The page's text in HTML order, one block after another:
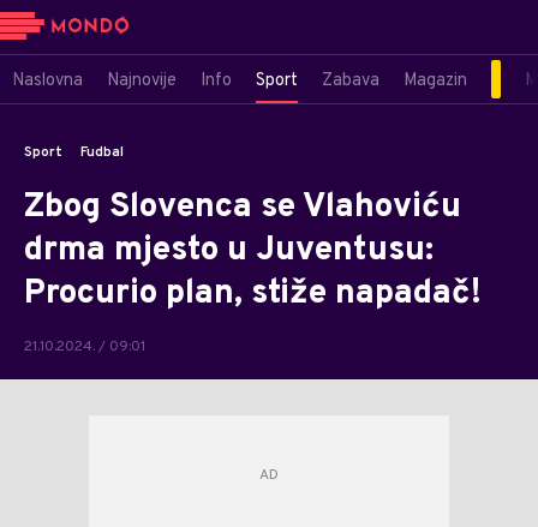
Naslovna Najnovije Info Sport Zabava Magazin
Sport Fudbal
Zbog Slovenca se Vlahoviću
drma mjesto u Juventusu:
Procurio plan, stiže napadač!
21.10.2024. / 09:01